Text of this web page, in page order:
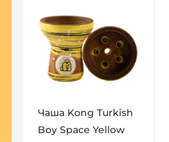
Чаша Kong Turkish
Boy Space Yellow